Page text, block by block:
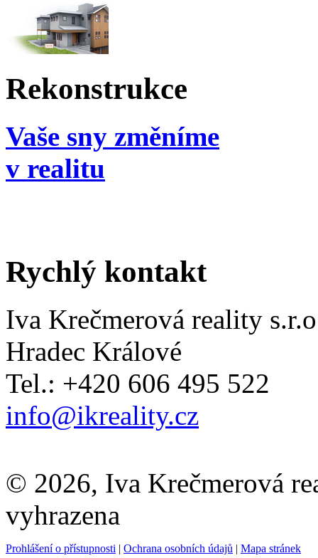
Rekonstrukce
Vaše sny změníme
v realitu
Rychlý kontakt
Iva Krečmerová reality
Hradec Králové
Tel.: +420 606 495 522
info@ikreality.cz
© 2026, Iva Krečmerová
vyhrazena
Prohlášení o přístupnosti | Ochrana osobních údajů | Mapa stránek